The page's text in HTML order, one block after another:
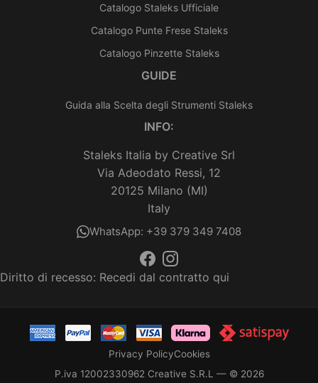
Catalogo Staleks Ufficiale
Catalogo Punte Frese Staleks
Catalogo Pinzette Staleks
GUIDE
Guida alla Scelta degli Strumenti Staleks
INFO:
Staleks Italia by Creative Srl
Via Adeodato Ressi, 12
20125 Milano (MI)
Italy
WhatsApp: +39 379 349 7408
Diritto di recesso: Recedi dal contratto qui
Privacy PolicyCookies
P.iva 12002330962 Creative S.R.L — © 2026